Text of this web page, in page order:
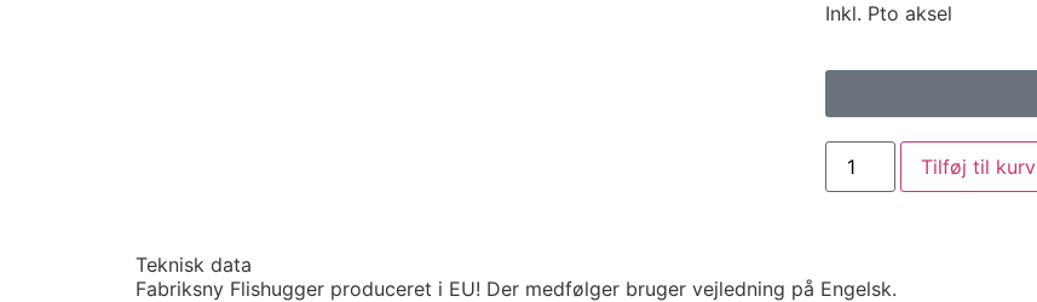
Inkl. Pto aksel
Tilføj til kurv
Teknisk data
Fabriksny Flishugger produceret i EU! Der medfølger bruger vejledning på Engelsk.